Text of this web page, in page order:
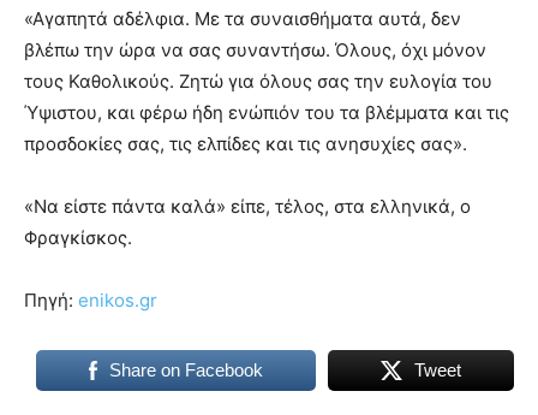
«Αγαπητά αδέλφια. Με τα συναισθήματα αυτά, δεν
βλέπω την ώρα να σας συναντήσω. Όλους, όχι μόνον
τους Καθολικούς. Ζητώ για όλους σας την ευλογία του
Ύψιστου, και φέρω ήδη ενώπιόν του τα βλέμματα και τις
προσδοκίες σας, τις ελπίδες και τις ανησυχίες σας».
«Να είστε πάντα καλά» είπε, τέλος, στα ελληνικά, ο
Φραγκίσκος.
Πηγή: enikos.gr
Share on Facebook Tweet